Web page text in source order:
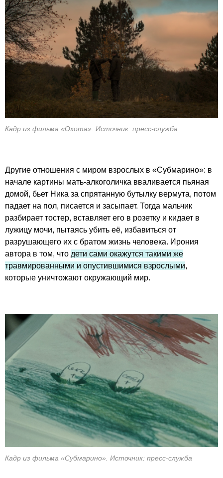
Кадр из фильма «Охота». Источник: пресс-служба
Другие отношения с миром взрослых в «Субмарино»: в
начале картины мать-алкоголичка вваливается пьяная
домой, бьет Ника за спрятанную бутылку вермута, потом
падает на пол, писается и засыпает. Тогда мальчик
разбирает тостер, вставляет его в розетку и кидает в
лужицу мочи, пытаясь убить её, избавиться от
разрушающего их с братом жизнь человека. Ирония
автора в том, что дети сами окажутся такими же
травмированными и опустившимися взрослыми,
которые уничтожают окружающий мир.
Кадр из фильма «Субмарино». Источник: пресс-служба